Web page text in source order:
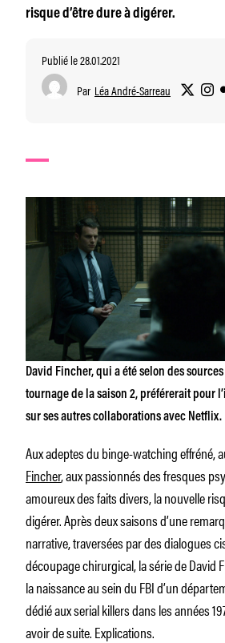
risque d’être dure à digérer.
Publié le 28.01.2021
Par Léa André-Sarreau
David Fincher, qui a été selon des
tournage de la saison 2, préférerait pour
sur ses autres collaborations avec Netflix.
Aux adeptes du binge-watching effréné,
Fincher, aux passionnés des fresques
amoureux des faits divers, la nouvelle
digérer. Après deux saisons d’une
narrative, traversées par des dialogues
découpage chirurgical, la série de David
la naissance au sein du FBI d’un
dédié aux serial killers dans les années
avoir de suite. Explications.